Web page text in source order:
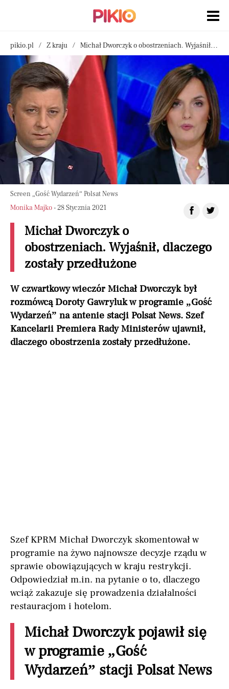
pikio.pl Z kraju Michał Dworczyk o obostrzeniach. Wyjaśnił, dlaczego zostały przedłużone
Screen „Gość Wydarzeń” Polsat News
Monika Majko- 28 Stycznia 2021
Michał Dworczyk o
obostrzeniach. Wyjaśnił, dlaczego
zostały przedłużone
W czwartkowy wieczór Michał Dworczyk był
rozmówcą Doroty Gawryluk w programie „Gość
Wydarzeń” na antenie stacji Polsat News. Szef
Kancelarii Premiera Rady Ministerów ujawnił,
dlaczego obostrzenia zostały przedłużone.
Szef KPRM Michał Dworczyk skomentował w
programie na żywo najnowsze decyzje rządu w
sprawie obowiązujących w kraju restrykcji.
Odpowiedział m.in. na pytanie o to, dlaczego
wciąż zakazuje się prowadzenia działalności
restauracjom i hotelom.
Michał Dworczyk pojawił się
w programie „Gość
Wydarzeń” stacji Polsat News